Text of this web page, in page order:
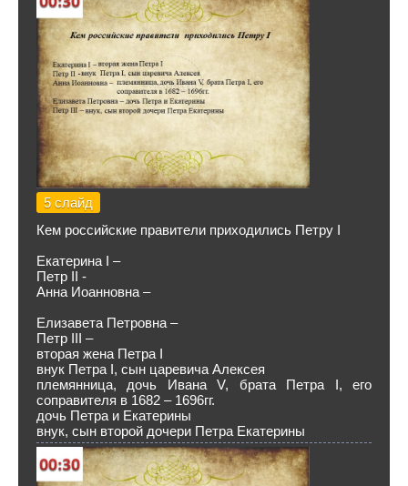
5 слайд
Кем российские правители приходились Петру I
Екатерина I –
Петр II -
Анна Иоанновна –
Елизавета Петровна –
Петр III –
вторая жена Петра I
внук Петра I, сын царевича Алексея
племянница, дочь Ивана V, брата Петра I, его
соправителя в 1682 – 1696гг.
дочь Петра и Екатерины
внук, сын второй дочери Петра Екатерины